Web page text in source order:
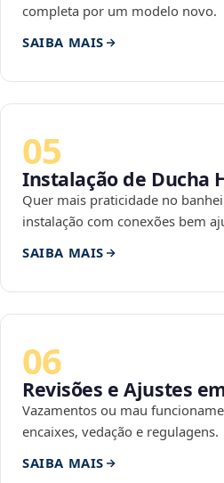
completa por um modelo novo.
SAIBA MAIS
05
Instalação de Ducha
Quer mais praticidade no
instalação com conexões bem
SAIBA MAIS
06
Revisões e Ajustes
Vazamentos ou mau
encaixes, vedação e regulagens.
SAIBA MAIS